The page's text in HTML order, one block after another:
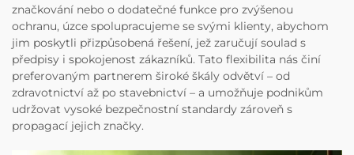
značkování nebo o dodatečné funkce pro zvýšenou
ochranu, úzce spolupracujeme se svými klienty, abychom
jim poskytli přizpůsobená řešení, jež zaručují soulad s
předpisy i spokojenost zákazníků. Tato flexibilita nás činí
preferovaným partnerem široké škály odvětví – od
zdravotnictví až po stavebnictví – a umožňuje podnikům
udržovat vysoké bezpečnostní standardy zároveň s
propagací jejich značky.